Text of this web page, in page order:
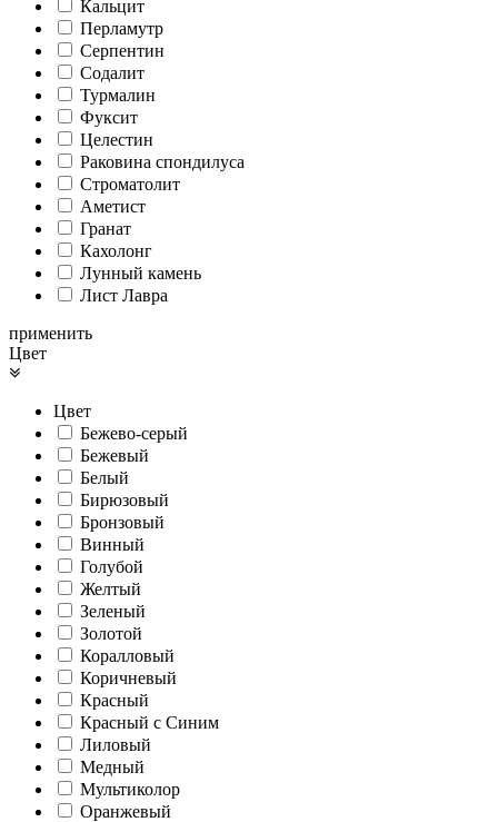
Кальцит
Перламутр
Серпентин
Содалит
Турмалин
Фуксит
Целестин
Раковина спондилуса
Cтроматолит
Аметист
Гранат
Кахолонг
Лунный камень
Лист Лавра
применить
Цвет
Цвет
Бежево-серый
Бежевый
Белый
Бирюзовый
Бронзовый
Винный
Голубой
Желтый
Зеленый
Золотой
Коралловый
Коричневый
Красный
Красный с Синим
Лиловый
Медный
Мультиколор
Оранжевый